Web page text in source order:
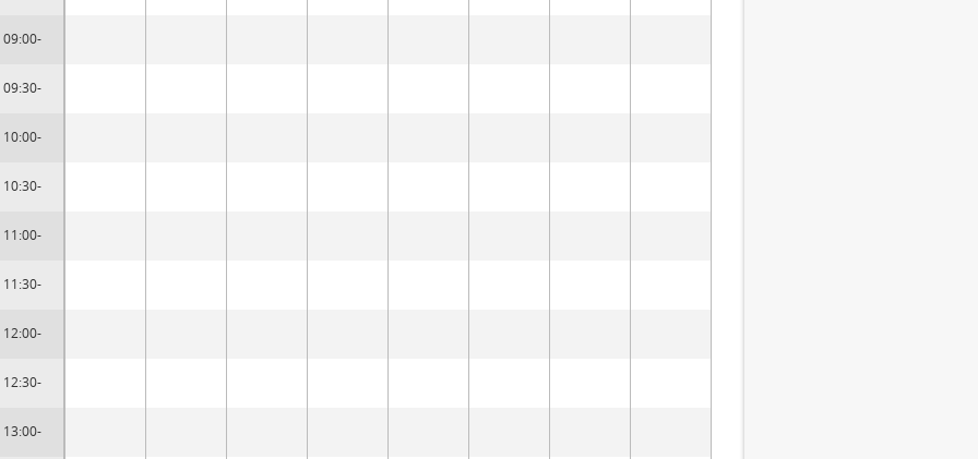
09:00-
09:30-
10:00-
10:30-
11:00-
11:30-
12:00-
12:30-
13:00-